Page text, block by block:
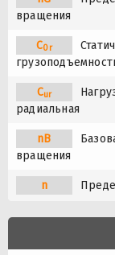
вращения
C0r
Cur
радиальная
nB
вращения
n